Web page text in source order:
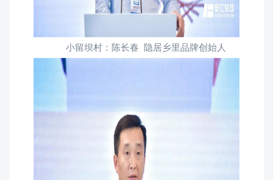
小留坝村：陈长春 隐居乡里品牌创始人